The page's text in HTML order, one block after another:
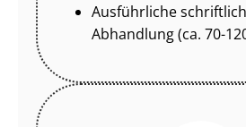
Ausführliche
Abhandlung (ca. 70-